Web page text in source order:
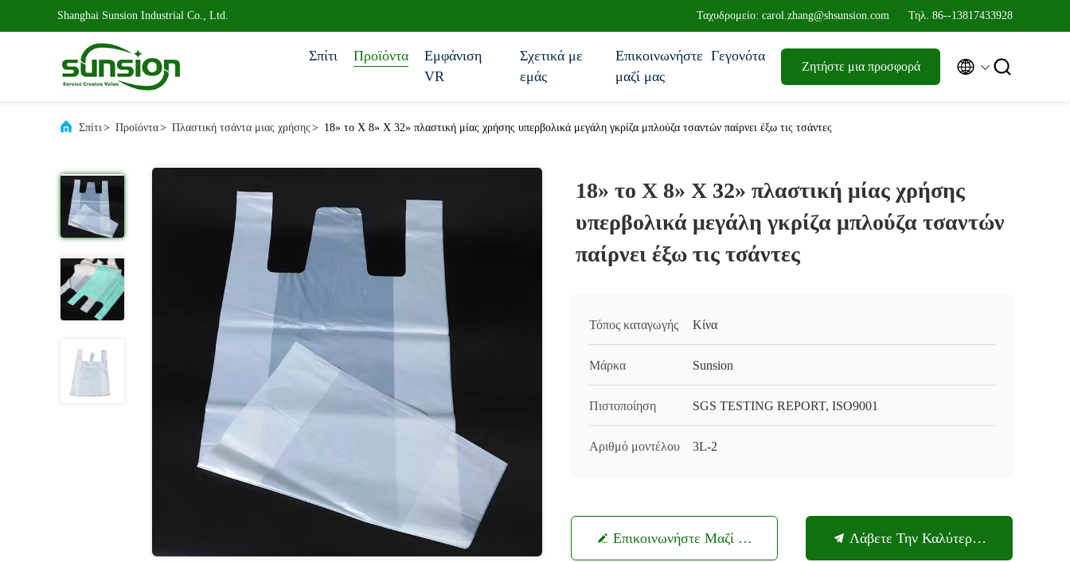
Shanghai Sunsion Industrial Co., Ltd. Ταχυδρομείο: carol.zhang@shsunsion.com Τηλ. 86--13817433928
Σπίτι Προϊόντα
Εμφάνιση
VR
Σχετικά με
εμάς
Επικοινωνήστε
μαζί μας
Γεγονότα
Ζητήστε μια προσφορά  
Σπίτι> Προϊόντα> Πλαστική τσάντα μιας χρήσης > 18» το Χ 8» Χ 32» πλαστική μίας χρήσης υπερβολικά μεγάλη γκρίζα μπλούζα τσαντών παίρνει έξω τις τσάντες
18» το Χ 8» Χ 32» πλαστική μίας χρήσης
υπερβολικά μεγάλη γκρίζα μπλούζα τσαντών
παίρνει έξω τις τσάντες
Τόπος καταγωγής Κίνα
Μάρκα Sunsion
Πιστοποίηση SGS TESTING REPORT, ISO9001
Αριθμό μοντέλου 3L-2
Επικοινωνήστε Μαζί Μας Λάβετε Την Καλύτερη Τιμή